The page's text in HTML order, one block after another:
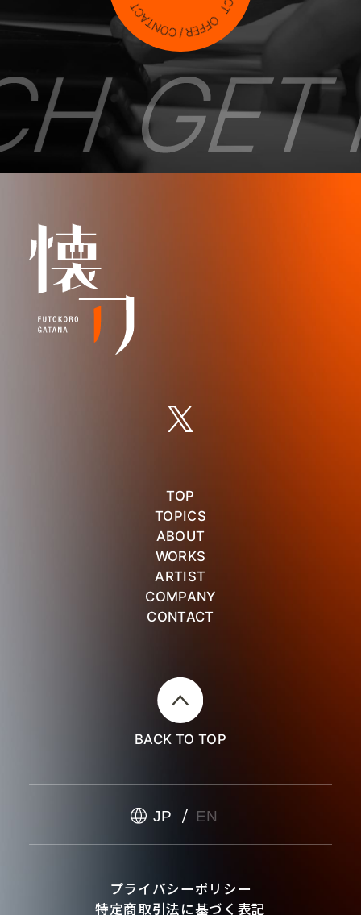
TOP
TOPICS
ABOUT
WORKS
ARTIST
COMPANY
CONTACT
BACK TO TOP
EN
JP
プライバシーポリシー
特定商取引法に基づく表記